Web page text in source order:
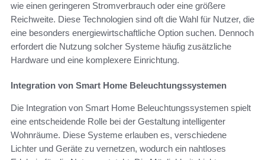
wie einen geringeren Stromverbrauch oder eine größere
Reichweite. Diese Technologien sind oft die Wahl für Nutzer, die
eine besonders energiewirtschaftliche Option suchen. Dennoch
erfordert die Nutzung solcher Systeme häufig zusätzliche
Hardware und eine komplexere Einrichtung.
Integration von Smart Home Beleuchtungssystemen
Die Integration von Smart Home Beleuchtungssystemen spielt
eine entscheidende Rolle bei der Gestaltung intelligenter
Wohnräume. Diese Systeme erlauben es, verschiedene
Lichter und Geräte zu vernetzen, wodurch ein nahtloses